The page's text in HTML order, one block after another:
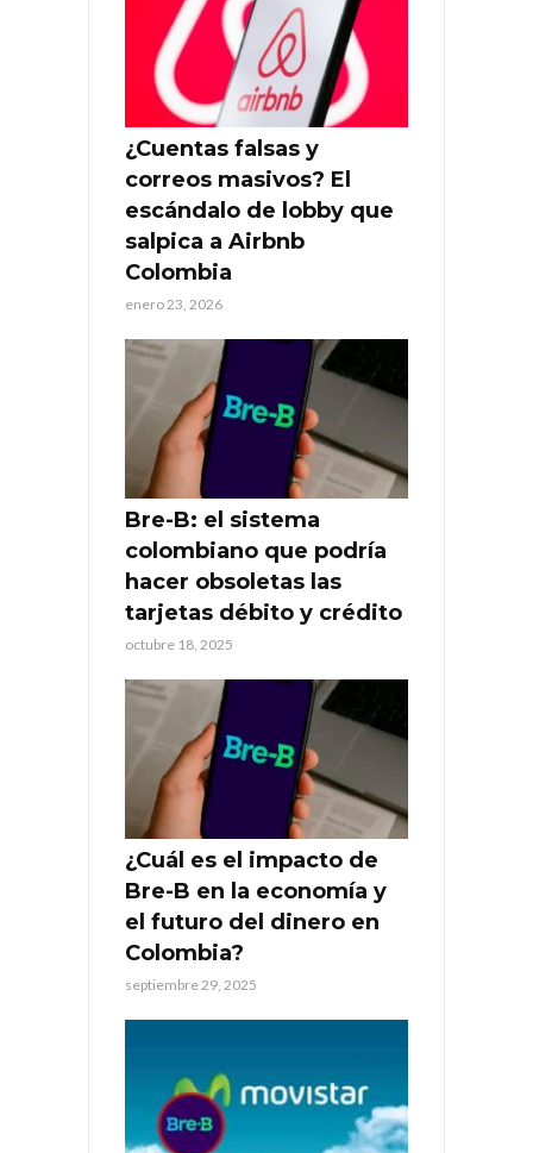
¿Cuentas falsas y
correos masivos? El
escándalo de lobby que
salpica a Airbnb
Colombia
enero 23, 2026
Bre-B: el sistema
colombiano que podría
hacer obsoletas las
tarjetas débito y crédito
octubre 18, 2025
¿Cuál es el impacto de
Bre-B en la economía y
el futuro del dinero en
Colombia?
septiembre 29, 2025